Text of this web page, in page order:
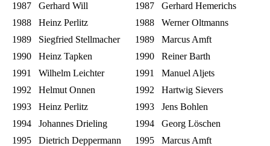
1987 Gerhard Will
1987 Gerhard Hemerichs
1988 Heinz Perlitz
1988 Werner Oltmanns
1989 Siegfried Stellmacher
1989 Marcus Amft
1990 Heinz Tapken
1990 Reiner Barth
1991 Wilhelm Leichter
1991 Manuel Aljets
1992 Helmut Onnen
1992 Hartwig Sievers
1993 Heinz Perlitz
1993 Jens Bohlen
1994 Johannes Drieling
1994 Georg Löschen
1995 Dietrich Deppermann
1995 Marcus Amft